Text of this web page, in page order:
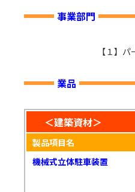
事業部門
【１】
業品
＜建築資材＞
製品項目名
機械式立体駐車装置